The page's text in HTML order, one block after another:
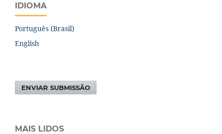
IDIOMA
Português (Brasil)
English
ENVIAR SUBMISSÃO
MAIS LIDOS